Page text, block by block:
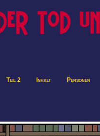
Teil 2 Inhalt Personen